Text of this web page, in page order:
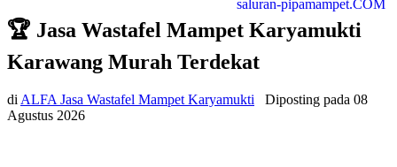
🏆 Jasa Wastafel Mampet Karyamukti
Karawang Murah Terdekat
di ALFA Jasa Wastafel Mampet Karyamukti Diposting pada 08
Agustus 2026